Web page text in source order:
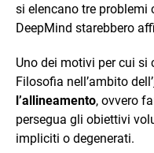
si elencano tre problemi
DeepMind starebbero
Uno dei motivi per cui si
Filosofia nell’ambito dell’
l’allineamento, ovvero
persegua gli obiettivi
impliciti o degenerati.